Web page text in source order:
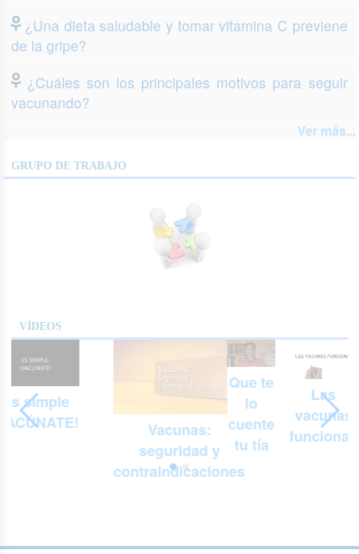
¿Una dieta saludable y tomar vitamina C previene
de la gripe?
¿Cuáles son los principales motivos para seguir
vacunando?
Ver más...
GRUPO DE TRABAJO
VÍDEOS
Es simple
Vacunas:
seguridad y
contraindicaciones
Que te
lo
cuente
tu tía
Las
vacunas
funcionan